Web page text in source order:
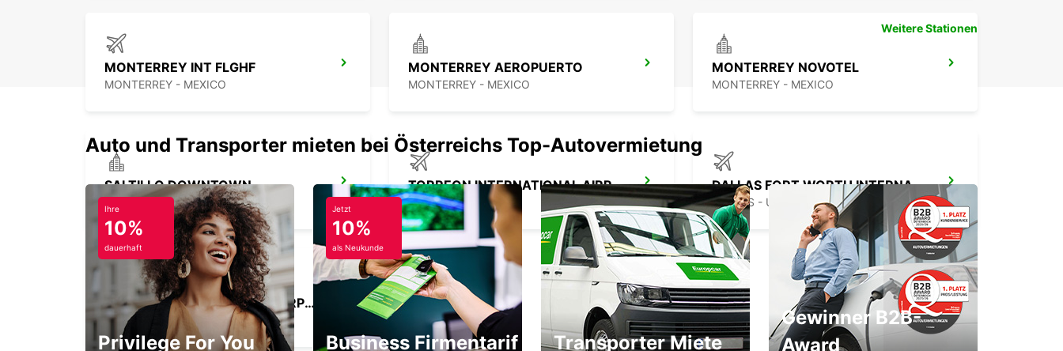
MONTERREY INT FLGHF
MONTERREY - MEXICO
MONTERREY AEROPUERTO
MONTERREY - MEXICO
MONTERREY NOVOTEL
MONTERREY - MEXICO
SALTILLO DOWNTOWN
SALTILLO - MEXICO
TORREON INTERNATIONAL AIRPORT
TORREON - MEXICO
DALLAS FORT WORTH INTERNATIONALER FLUGHAFEN
DALLAS - UNITED STATES OF AMERICA
TAMPICO INTERNATIONAL AIRPORT
TAMPICO - MEXICO
Weitere Stationen
Auto und Transporter mieten bei Österreichs Top-Autovermietung
Ihre
10%
dauerhaft
Privilege For You
Jetzt
10%
als Neukunde
Business Firmentarif Transporter Miete
Gewinner B2B-
Award